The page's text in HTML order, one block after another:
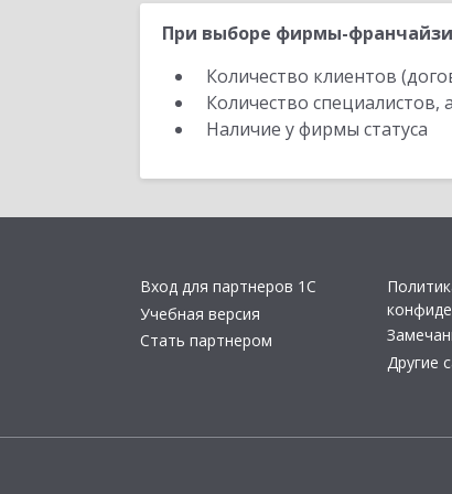
При выборе фирмы-
Количество клиентов
Количество
Наличие у фирмы статуса
Вход для партнеров 1С
Учебная версия
Стать партнером
Другие